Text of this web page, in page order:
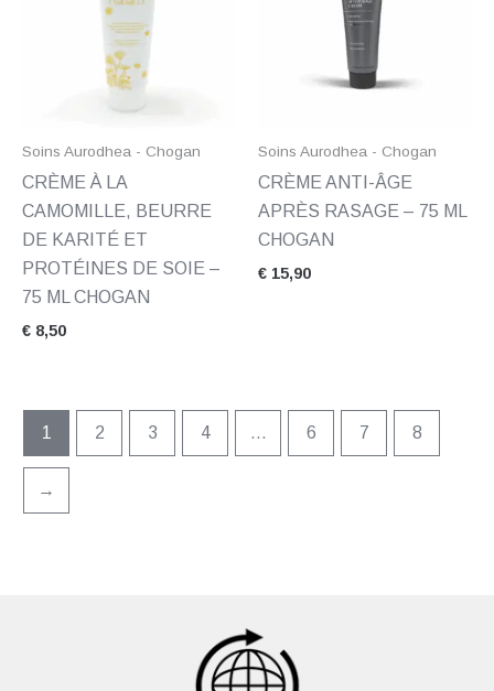
Soins Aurodhea - Chogan
CRÈME À LA
CAMOMILLE, BEURRE
DE KARITÉ ET
PROTÉINES DE SOIE –
75 ML CHOGAN
€ 8,50
Soins Aurodhea - Chogan
CRÈME ANTI-ÂGE
APRÈS RASAGE – 75 ML
CHOGAN
€ 15,90
1 2 3 4 … 6 7 8
→